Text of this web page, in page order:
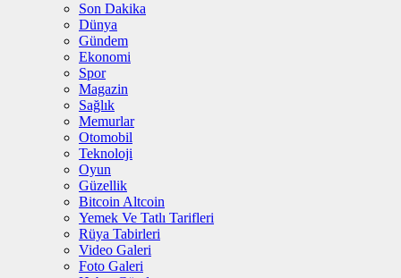
Son Dakika
Dünya
Gündem
Ekonomi
Spor
Magazin
Sağlık
Memurlar
Otomobil
Teknoloji
Oyun
Güzellik
Bitcoin Altcoin
Yemek Ve Tatlı Tarifleri
Rüya Tabirleri
Video Galeri
Foto Galeri